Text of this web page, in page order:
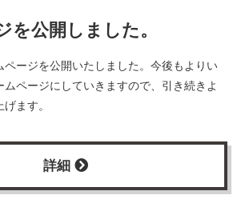
を公開しました。
ページを公開いたしました。今後もよりい
ムページにしていきますので、引き続きよ
ます。
詳細